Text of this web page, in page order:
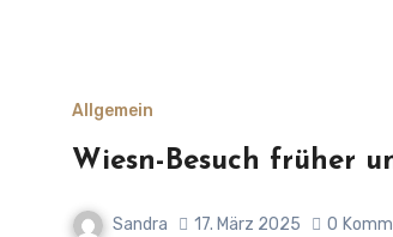
Allgemein
Wiesn-Besuch früher
Sandra 17. März 2025 0